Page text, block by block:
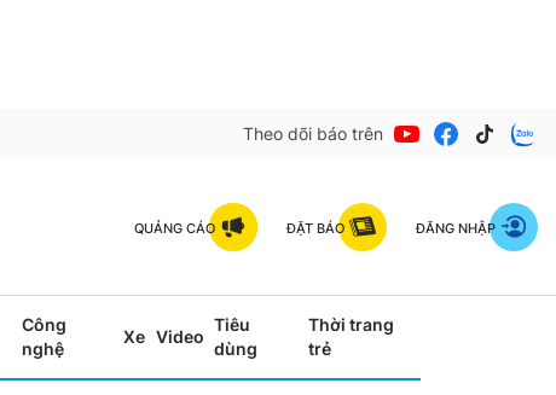
Theo dõi báo trên
QUẢNG CÁO ĐẶT BÁO ĐĂNG NHẬP
Công
nghệ
Xe Video
Tiêu
dùng
Thời trang
trẻ